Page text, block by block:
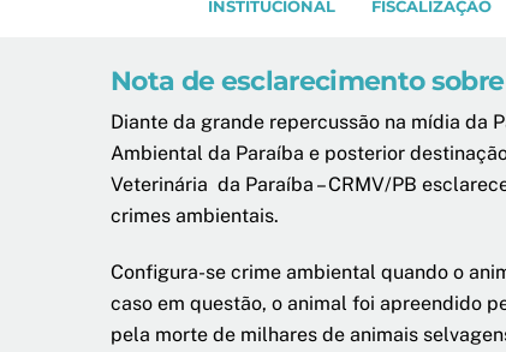
INSTITUCIONAL FISCALIZAÇÃO
Nota de esclarecimento
Diante da grande repercussão na mídia da
Ambiental da Paraíba e posterior
Veterinária da Paraíba – CRMV/PB
crimes ambientais.
Configura-se crime ambiental quando o
caso em questão, o animal foi apreendido
pela morte de milhares de animais